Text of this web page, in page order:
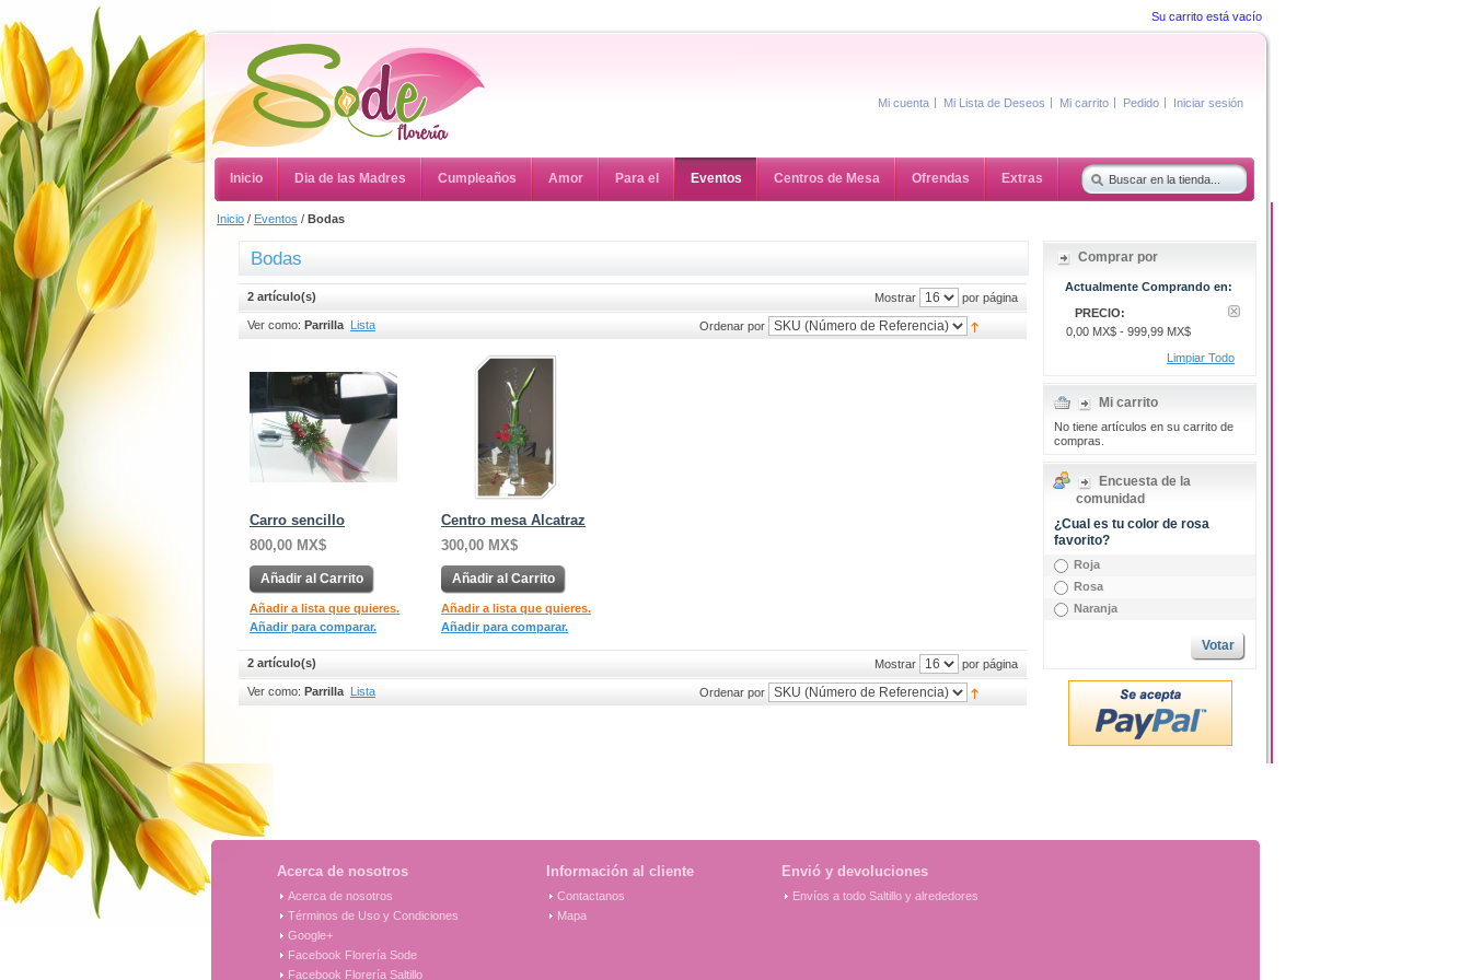
Mi cuenta Mi Lista de Deseos Mi carrito Pedido Iniciar sesión
Su carrito está vacío
Inicio Dia de las Madres Cumpleaños Amor Para el Eventos Centros de Mesa Ofrendas Extras
Inicio / Eventos / Bodas
Bodas
2 artículo(s) Mostrar por página
Ver como: Parrilla Lista Ordenar por
Carro sencillo
800,00 MX$
Añadir al Carrito
Añadir a lista que quieres.
Añadir para comparar.
Centro mesa Alcatraz
300,00 MX$
Añadir al Carrito
Añadir a lista que quieres.
Añadir para comparar.
2 artículo(s) Mostrar por página
Ver como: Parrilla Lista Ordenar por
Comprar por
Actualmente Comprando en:
PRECIO:
0,00 MX$ - 999,99 MX$
Limpiar Todo
Mi carrito
No tiene artículos en su carrito de
compras.
Encuesta de la
comunidad
¿Cual es tu color de rosa
favorito?
Roja
Rosa
Naranja
Votar
Acerca de nosotros
Acerca de nosotros
Términos de Uso y Condiciones
Google+
Facebook Florería Sode
Facebook Florería Saltillo
Información al cliente
Contactanos
Mapa
Envió y devoluciones
Envíos a todo Saltillo y alrededores